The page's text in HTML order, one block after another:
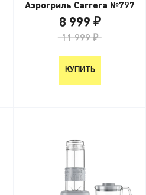
Аэрогриль Carrera №797
8 999 ₽
11 999 ₽
КУПИТЬ